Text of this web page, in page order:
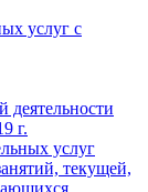
услуг с
деятельности
г.
услуг
текущей,